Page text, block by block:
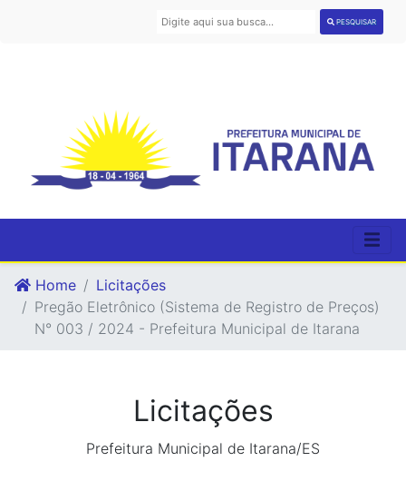
PESQUISAR
Home
Licitações
Pregão Eletrônico (Sistema de Registro de Preços)
N° 003 / 2024 - Prefeitura Municipal de Itarana
Licitações
Prefeitura Municipal de Itarana/ES